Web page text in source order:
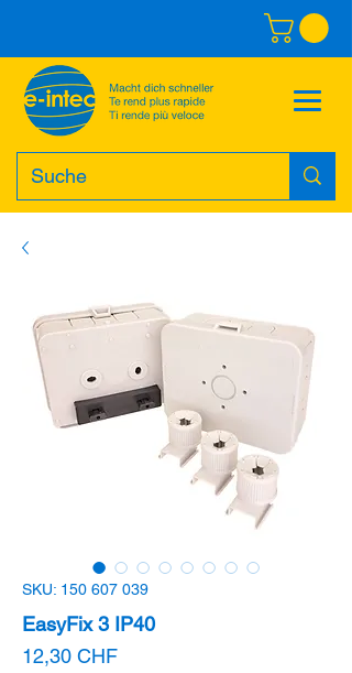
SKU: 150 607 039
EasyFix 3 IP40
12,30 CHFPrezzo